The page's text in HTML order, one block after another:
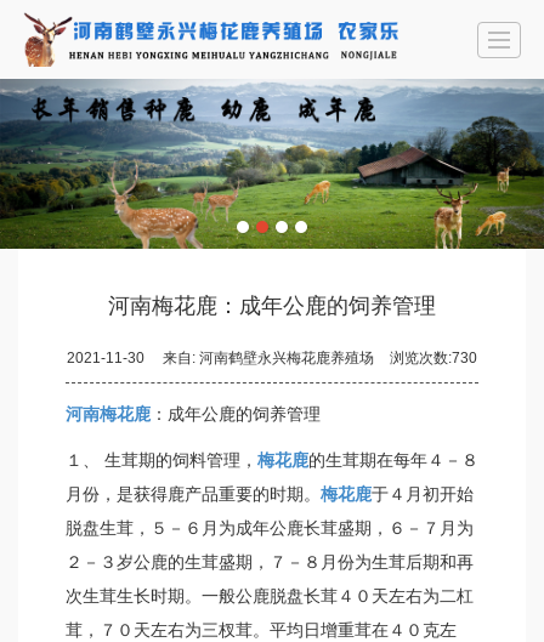
首页 公司介绍 鹿产品 永兴农家乐资讯中心联系我们
河南梅花鹿：成年公鹿的饲养管理
2021-11-30 来自: 河南鹤壁永兴梅花鹿养殖场 浏览次数:730
河南梅花鹿：成年公鹿的饲养管理
１、 生茸期的饲料管理， 梅花鹿的生茸期在每年４－８
月份，是获得鹿产品重要的时期。 梅花鹿于４月初开始
脱盘生茸，５－６月为成年公鹿长茸盛期，６－７月为
２－３岁公鹿的生茸盛期，７－８月份为生茸后期和再
次生茸生长时期。一般公鹿脱盘长茸４０天左右为二杠
茸，７０天左右为三杈茸。平均日增重茸在４０克左